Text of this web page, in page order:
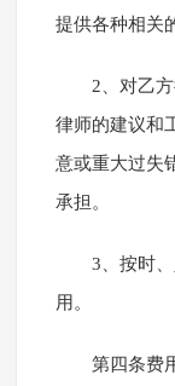
提供各种相关
2、对乙
律师的建议和
意或重大过失
承担。
3、按时
用。
第四条费